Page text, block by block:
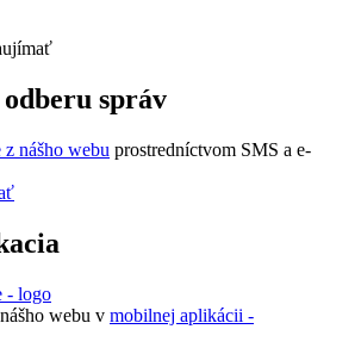
správ
nášho webu prostredníctvom SMS a e-
webu v mobilnej aplikácii -